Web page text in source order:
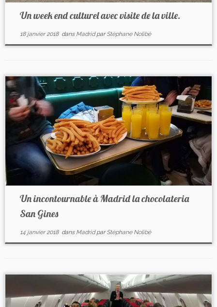
Un week end culturel avec visite de la ville.
18 janvier 2018dans MadridparStéphane Nolibé
Un incontournable à Madrid la chocolateria
San Gines
14 janvier 2018dans MadridparStéphane Nolibé